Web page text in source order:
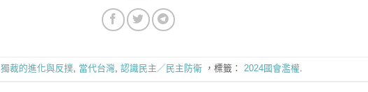
獨裁的進化與反撲, 當代台灣, 認識民主／民主防衛 ，標籤： 2024國會濫權.